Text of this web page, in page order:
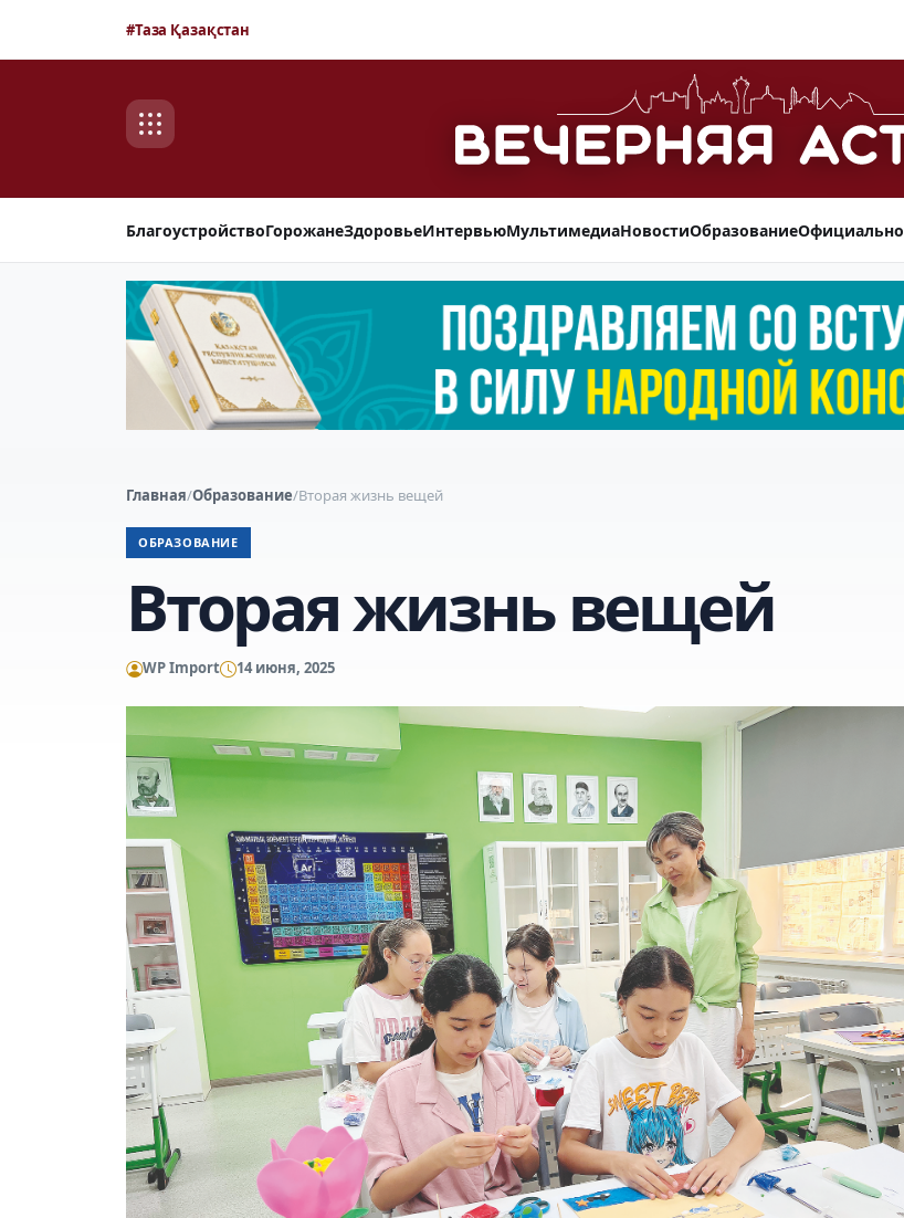
#Таза Қазақстан
БлагоустройствоГорожанеЗдоровьеИнтервьюМультимедиаНовостиОбразованиеОфициально
Главная/Образование/Вторая жизнь вещей
ОБРАЗОВАНИЕ
Вторая жизнь вещей
WP Import 14 июня, 2025